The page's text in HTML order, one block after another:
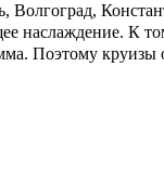
наслаждение. К
Поэтому